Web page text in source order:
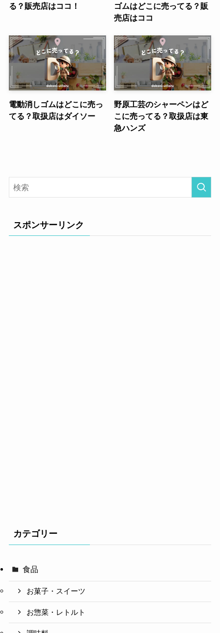
る？販売店はココ！
ゴムはどこに売ってる？販
売店はココ
電動消しゴムはどこに売っ
てる？取扱店はダイソー
野原工芸のシャーペンはど
こに売ってる？取扱店は東
急ハンズ
スポンサーリンク
カテゴリー
食品
お菓子・スイーツ
お惣菜・レトルト